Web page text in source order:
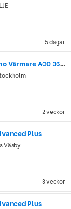
5 dagar
Mercedes-Benz CLA 200 200 AMG 2026 Pano Värmare ACC 360° Keyless Nightpackage
2 veckor
Plus
3 veckor
Väsby
Plus